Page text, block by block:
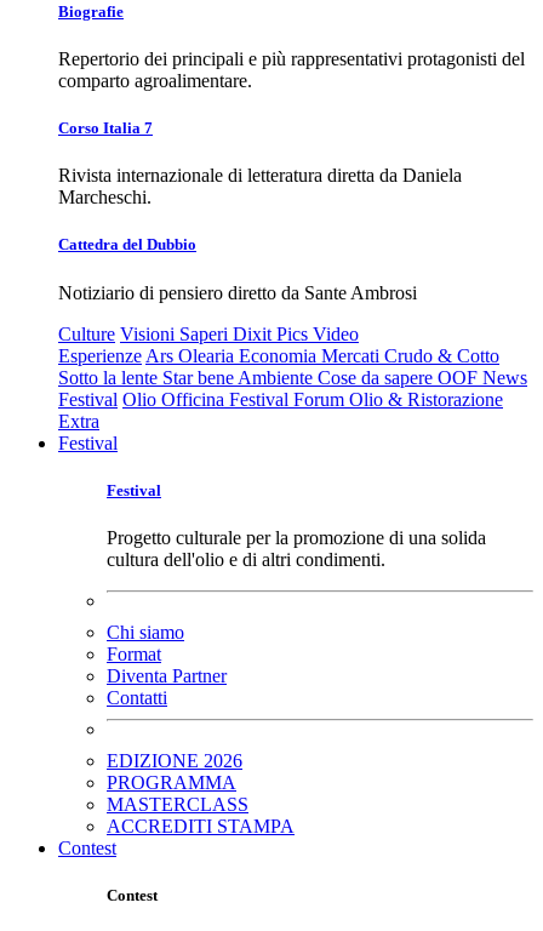
Biografie
Repertorio dei principali e più rappresentativi protagonisti del
comparto agroalimentare.
Corso Italia 7
Rivista internazionale di letteratura diretta da Daniela
Marcheschi.
Cattedra del Dubbio
Notiziario di pensiero diretto da Sante Ambrosi
Culture Visioni Saperi Dixit Pics Video
Esperienze Ars Olearia Economia Mercati Crudo & Cotto
Sotto la lente Star bene Ambiente Cose da sapere OOF News
Festival Olio Officina Festival Forum Olio & Ristorazione
Extra
Festival
Festival
Progetto culturale per la promozione di una solida
cultura dell'olio e di altri condimenti.
Chi siamo
Format
Diventa Partner
Contatti
EDIZIONE 2026
PROGRAMMA
MASTERCLASS
ACCREDITI STAMPA
Contest
Contest